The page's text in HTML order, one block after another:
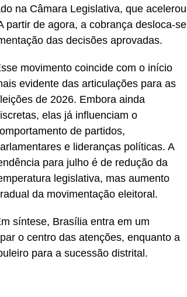
na Câmara Legislativa, que acelerou
partir de agora, a cobrança desloca-se
das decisões aprovadas.
movimento coincide com o início
evidente das articulações para as
de 2026. Embora ainda
elas já influenciam o
de partidos,
e lideranças políticas. A
para julho é de redução da
legislativa, mas aumento
da movimentação eleitoral.
síntese, Brasília entra em um
o centro das atenções, enquanto a
para a sucessão distrital.